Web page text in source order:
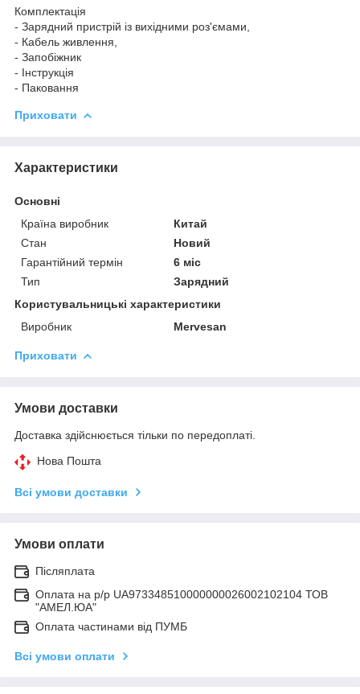
Комплектація
- Зарядний пристрій із вихідними роз'ємами,
- Кабель живлення,
- Запобіжник
- Інструкція
- Паковання
Приховати
Характеристики
Основні
Країна виробник
Китай
Стан
Новий
Гарантійний термін
6 міс
Тип
Зарядний
Користувальницькі характеристики
Виробник
Mervesan
Приховати
Умови доставки
Доставка здійснюється тільки по передоплаті.
Нова Пошта
Всі умови доставки
Умови оплати
Післяплата
Оплата на р/р UA973348510000000026002102104 ТОВ
"АМЕЛ.ЮА"
Оплата частинами від ПУМБ
Всі умови оплати